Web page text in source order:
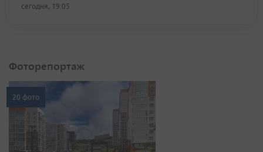
сегодня, 19:05
Фоторепортаж
20 фото